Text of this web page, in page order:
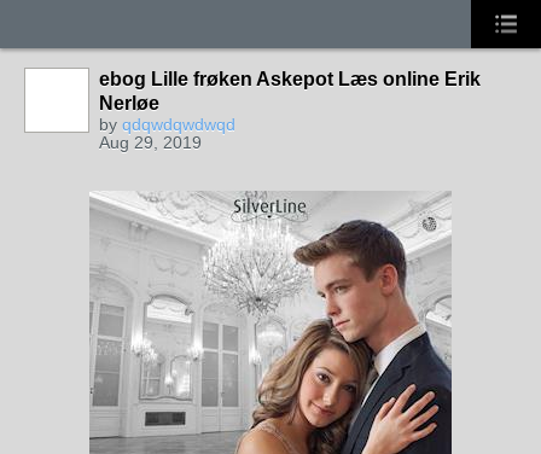
ebog Lille frøken Askepot Læs online Erik
Nerløe
by qdqwdqwdwqd
Aug 29, 2019